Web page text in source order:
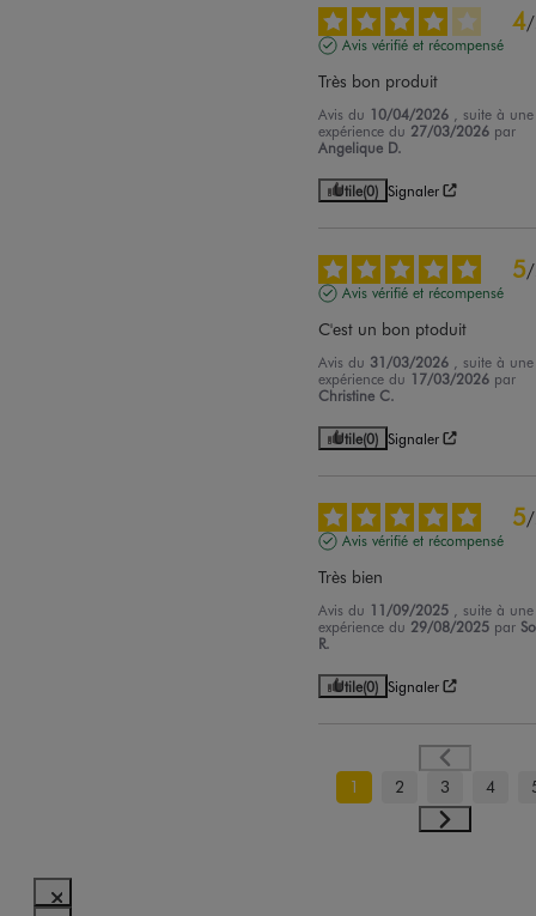
4/
Avis vérifié et récompensé
Très bon produit
Avis du 10/04/2026
, suite à une
expérience du 27/03/2026 par
Angelique D.
Utile(0) Signaler
5/
Avis vérifié et récompensé
C'est un bon ptoduit
Avis du 31/03/2026
, suite à une
expérience du 17/03/2026 par
Christine C.
Utile(0) Signaler
5/
Avis vérifié et récompensé
Très bien
Avis du 11/09/2025
, suite à une
expérience du 29/08/2025 par
R.
Utile(0) Signaler
1 2 3 4